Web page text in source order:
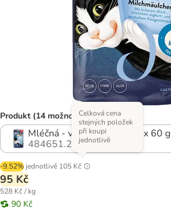
Produkt (14 možností)
Mléčná - výhodné balení 3 x 60 g
484651.20
-9.52% jednotlivě 105 Kč
Celková cena
stejných položek
při koupi
jednotlivě
95 Kč
528 Kč / kg
90 Kč